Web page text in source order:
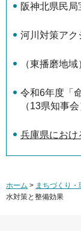
阪神北県民局
河川対策アク
（東播磨地
令和6年度「
（13県知事
兵庫県におけ
ホーム > まちづくり・
水対策と整備効果